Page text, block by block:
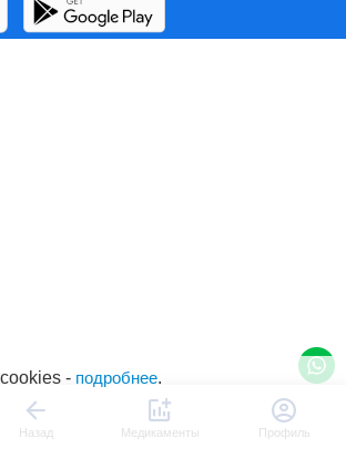
Назад Медикаменты Профиль
- подробнее.